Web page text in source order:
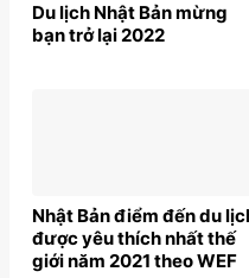
Du lịch Nhật Bản mừng
bạn trở lại 2022
Nhật Bản điểm đến du
được yêu thích nhất thế
giới năm 2021 theo WEF